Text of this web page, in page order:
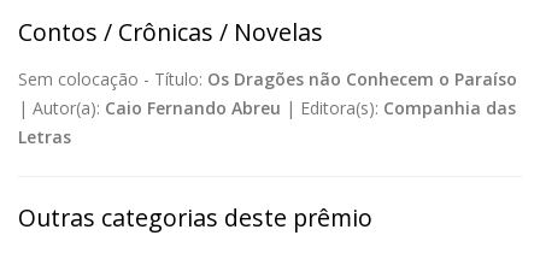
Contos / Crônicas / Novelas
Sem colocação - Título: Os Dragões não Conhecem o Paraíso
| Autor(a): Caio Fernando Abreu | Editora(s): Companhia das
Letras
Outras categorias deste prêmio